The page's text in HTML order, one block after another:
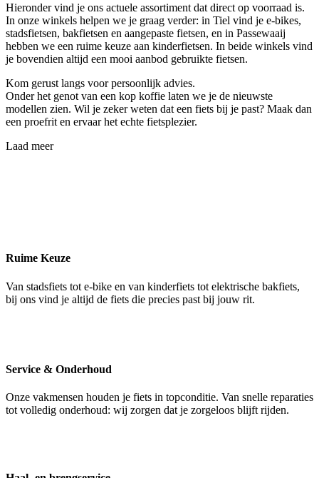
Hieronder vind je ons actuele assortiment dat direct op voorraad is.
In onze winkels helpen we je graag verder: in Tiel vind je e-bikes,
stadsfietsen, bakfietsen en aangepaste fietsen, en in Passewaaij
hebben we een ruime keuze aan kinderfietsen. In beide winkels vind
je bovendien altijd een mooi aanbod gebruikte fietsen.
Kom gerust langs voor persoonlijk advies.
Onder het genot van een kop koffie laten we je de nieuwste
modellen zien. Wil je zeker weten dat een fiets bij je past? Maak dan
een proefrit en ervaar het echte fietsplezier.
Laad meer
Ruime Keuze
Van stadsfiets tot e-bike en van kinderfiets tot elektrische bakfiets,
bij ons vind je altijd de fiets die precies past bij jouw rit.
Service & Onderhoud
Onze vakmensen houden je fiets in topconditie. Van snelle reparaties
tot volledig onderhoud: wij zorgen dat je zorgeloos blijft rijden.